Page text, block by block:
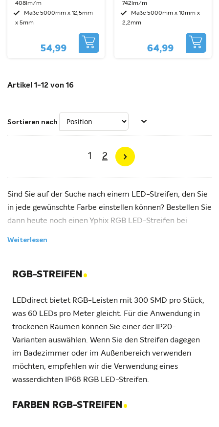
408lm/m
Maße 5000mm x 12,5mm
x 5mm
54,99
742lm/m
Maße 5000mm x 10mm x
2,2mm
64,99
Artikel 1 -12 von 16
Sortieren nach
Seite
Sie lesen gerade Seite
1 Seite
2
Seite
Weiter
Sind Sie auf der Suche nach einem LED-Streifen, den Sie
in jede gewünschte Farbe einstellen können? Bestellen Sie
dann heute noch einen Yphix RGB LED-Streifen bei
LEDdirect bietet RGB LED-Strips mit 300SMD pro Stück.
einem trockenen Raum können Sie sich für eine IP20
Variante entscheiden, für das Badezimmer oder andere
feuchte Räume gibt es auch eine wassergeschützte
Variante (IP68).
Weiterlesen
RGB-STREIFEN.
LEDdirect bietet RGB-Leisten mit 300 SMD pro Stück,
was 60 LEDs pro Meter gleicht. Für die Anwendung in
trockenen Räumen können Sie einer der IP20-
Varianten auswählen. Wenn Sie den Streifen dagegen
im Badezimmer oder im Außenbereich verwenden
möchten, empfehlen wir die Verwendung eines
wasserdichten IP68 RGB LED-Streifen.
FARBEN RGB-STREIFEN.